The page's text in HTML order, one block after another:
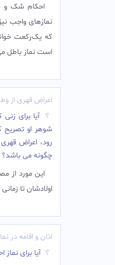
احكام شک و
نمازهاى واجب
كه یک‌رکعت
است نماز باطل
اعراض قهری از
آیا برای
شوهر او
رود، اعراض
چگونه می باشد؟
این مورد از
اولادشان تا
اذان و اقامه در
آیا برای